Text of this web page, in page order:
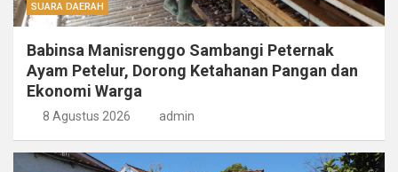
SUARA DAERAH
Babinsa Manisrenggo Sambangi Peternak
Ayam Petelur, Dorong Ketahanan Pangan dan
Ekonomi Warga
8 Agustus 2026 admin